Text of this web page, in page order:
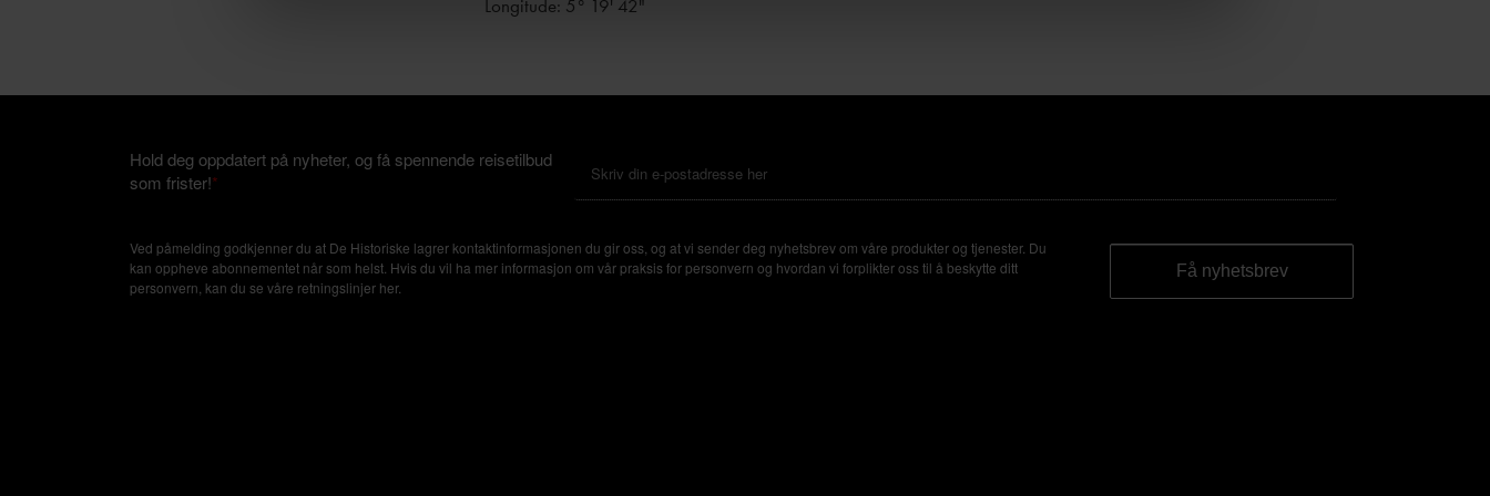
Longitude: 5° 19' 42"
Hold deg oppdatert på nyheter, og få spennende reisetilbud
som frister!*
Ved påmelding godkjenner du at De Historiske lagrer kontaktinformasjonen du gir oss, og at vi sender deg nyhetsbrev om våre produkter og tjenester. Du
kan oppheve abonnementet når som helst. Hvis du vil ha mer informasjon om vår praksis for personvern og hvordan vi forplikter oss til å beskytte ditt
personvern, kan du se våre retningslinjer her.